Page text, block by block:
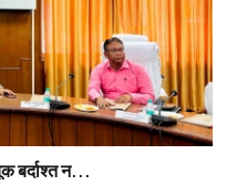
बर्दाश्त न...